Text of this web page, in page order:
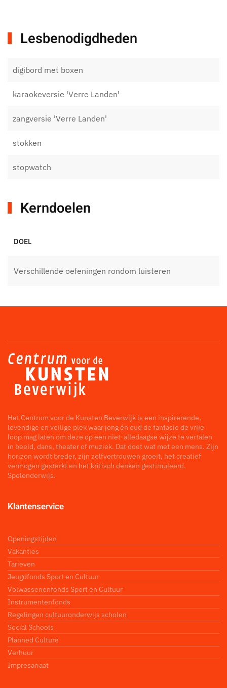
Lesbenodigdheden
digibord met boxen
karaokeversie 'Verre Landen'
zangversie 'Verre Landen'
stokken
stopwatch
Kerndoelen
DOEL
Verschillende oefeningen rondom luisteren
Het Centrum voor de Kunsten Beverwijk is een inspirerende,
levendige en veilige plek waar jong én oud de fantasie de vrije
loop mag laten om deze op een niet-alledaagse wijze te vertalen
in beeld, dans, theater of muziek. Dat doet wat met een mens. Zijn
horizon wordt breder, zijn zelfvertrouwen groeit, het creatief
vermogen gesterkt en het kritisch denken gestimuleerd.
Spelenderwijs.
Klantenservice
Openingstijden
Vakanties
Tarieven
Jeugdfonds Sport en Cultuur
Volwassenenfonds Sport en Cultuur
Instrumentenfonds
Regelingen cultuuronderwijs scholen
Social Schools
Planned Culture
Verhuur
Impresariaat